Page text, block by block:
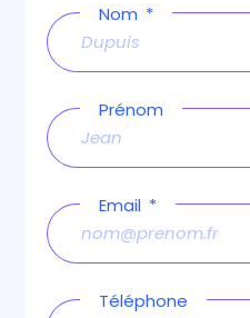
Nom
Prénom
Email
Téléphone